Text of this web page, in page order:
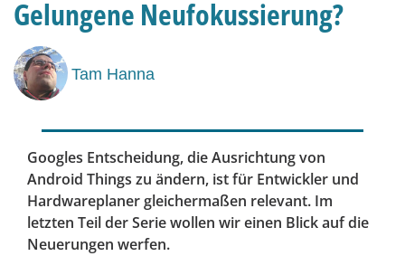
Gelungene Neufokussierung?
Tam Hanna
Googles Entscheidung, die Ausrichtung von
Android Things zu ändern, ist für Entwickler und
Hardwareplaner gleichermaßen relevant. Im
letzten Teil der Serie wollen wir einen Blick auf die
Neuerungen werfen.